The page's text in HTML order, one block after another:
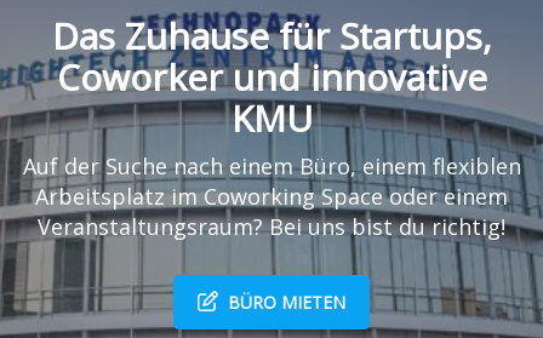
Das Zuhause für Startups,
Coworker und innovative
KMU
Auf der Suche nach einem Büro, einem flexiblen
Arbeitsplatz im Coworking Space oder einem
Veranstaltungsraum? Bei uns bist du richtig!
BÜRO MIETEN